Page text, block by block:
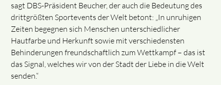
sagt DBS-Präsident Beucher, der auch die Bedeutung des
drittgrößten Sportevents der Welt betont: „In unruhigen
Zeiten begegnen sich Menschen unterschiedlicher
Hautfarbe und Herkunft sowie mit verschiedensten
Behinderungen freundschaftlich zum Wettkampf – das ist
das Signal, welches wir von der Stadt der Liebe in die Welt
senden.“